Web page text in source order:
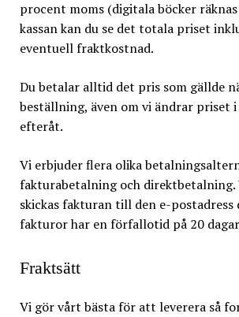
procent moms (digitala böcker
kassan kan du se det totala priset
eventuell fraktkostnad.
Du betalar alltid det pris som gällde
beställning, även om vi ändrar priset
efteråt.
Vi erbjuder flera olika
fakturabetalning och
skickas fakturan till den e-postadress
fakturor har en förfallotid på 20
Fraktsätt
Vi gör vårt bästa för att leverera så